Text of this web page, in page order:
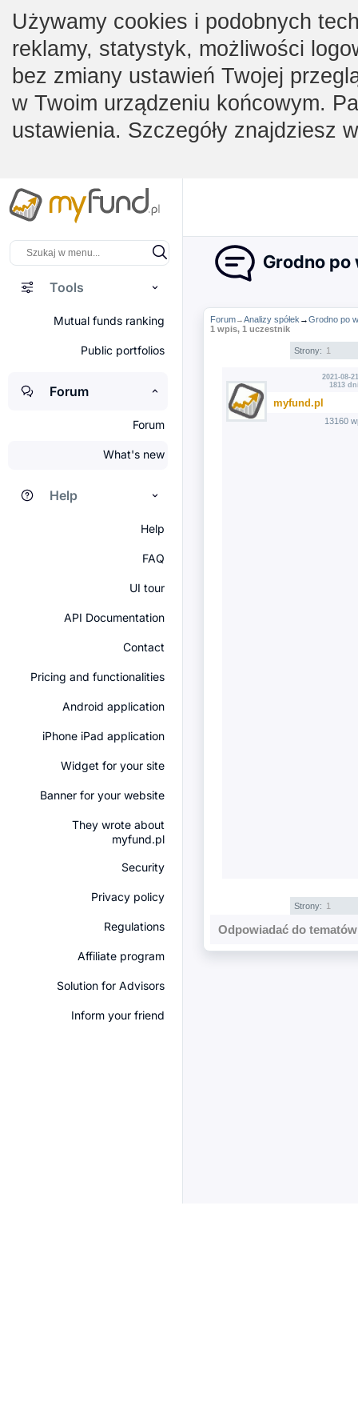
Używamy cookies i podobnych
reklamy, statystyk, możliwości
bez zmiany ustawień Twojej
w Twoim urządzeniu końcowym.
ustawienia. Szczegóły znajdziesz
Tools
Mutual funds ranking
Public portfolios
Forum
Forum
What's new
Help
Help
FAQ
UI tour
API Documentation
Contact
Pricing and functionalities
Android application
iPhone iPad application
Widget for your site
Banner for your website
They wrote about
myfund.pl
Security
Privacy policy
Regulations
Affiliate program
Solution for Advisors
Inform your friend
Grodno po
Forum→Analizy spółek →Grodno po
1 wpis, 1 uczestnik
Strony: 1
2021-08-
1813
myfund.pl
13160
Strony: 1
Odpowiadać do